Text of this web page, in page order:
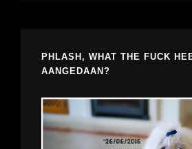
PHLASH, WHAT THE FUCK
AANGEDAAN?